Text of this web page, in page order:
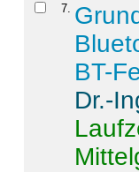
7
BT-
Dr.-